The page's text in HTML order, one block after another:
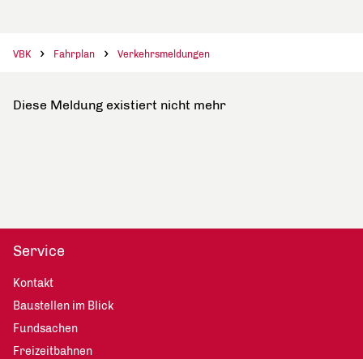
VBK Fahrplan Verkehrsmeldungen
Diese Meldung existiert nicht mehr
Service
Kontakt
Baustellen im Blick
Fundsachen
Freizeitbahnen